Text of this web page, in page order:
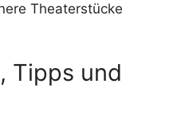
Theaterstücke
Tipps und